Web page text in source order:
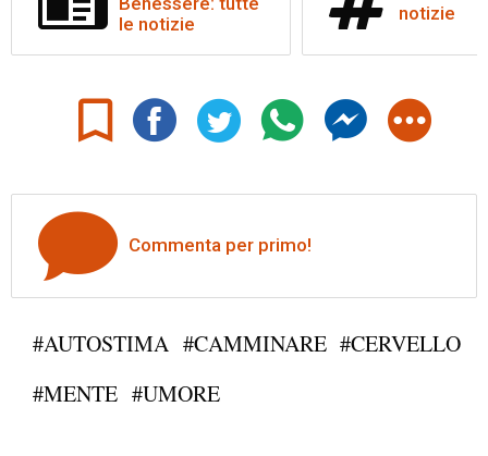
le notizie
notizie
Commenta per primo!
#AUTOSTIMA #CAMMINARE #CERVELLO
#MENTE #UMORE